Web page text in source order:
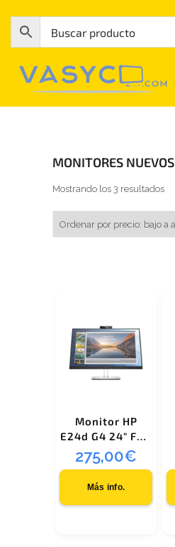
MONITORES NUEVOS
Mostrando los 3 resultadosOrdenado por precio: bajo a alto
Monitor HP
E24d G4 24″ FHD
Docking
275,00€
Más info.